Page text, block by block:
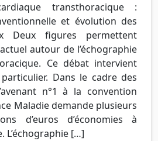
transthoracique :
et évolution des
Deux figures permettent
autour de l’échographie
Ce débat intervient
Dans le cadre des
n°1 à la convention
Maladie demande plusieurs
d’euros d’économies à
L’échographie […]